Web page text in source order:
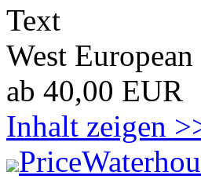
Text
West European
ab 40,00 EUR
Inhalt zeigen